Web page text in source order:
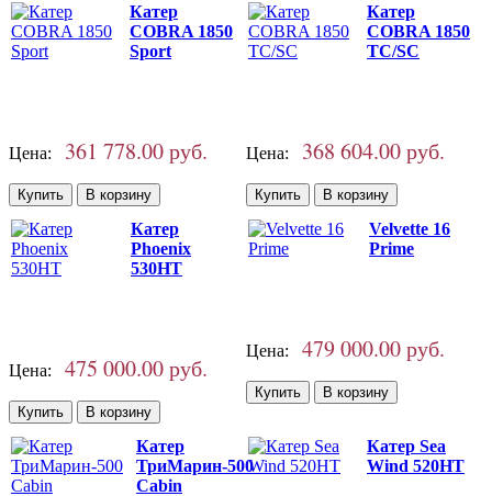
Катер
COBRA 1850
Sport
Цена: 361 778.00 руб.
Катер
COBRA 1850
TC/SC
Цена: 368 604.00 руб.
Катер
Phoenix
530HT
Цена: 475 000.00 руб.
Velvette 16
Prime
Цена: 479 000.00 руб.
Катер
ТриМарин-500
Cabin
Катер Sea
Wind 520HT